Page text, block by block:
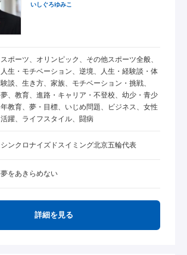
いしぐろゆみこ
スポーツ、オリンピック、その他スポーツ全般、
人生・モチベーション、逆境、人生・経験談・体
験談、生き方、家族、モチベーション・挑戦、
夢、教育、進路・キャリア・不登校、幼少・青少
年教育、夢・目標、いじめ問題、ビジネス、女性
活躍、ライフスタイル、闘病
シンクロナイズドスイミング北京五輪代表
夢をあきらめない
詳細を見る